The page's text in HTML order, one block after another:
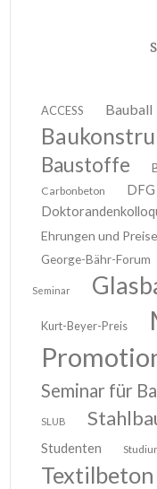
ACCESS Bauball
Baustoffe
Carbonbeton
DFG
Ehrungen und Preise
George-Bähr-Forum
Seminar
Kurt-Beyer-Preis
Seminar für
SLUB
Studenten
Textilbeton